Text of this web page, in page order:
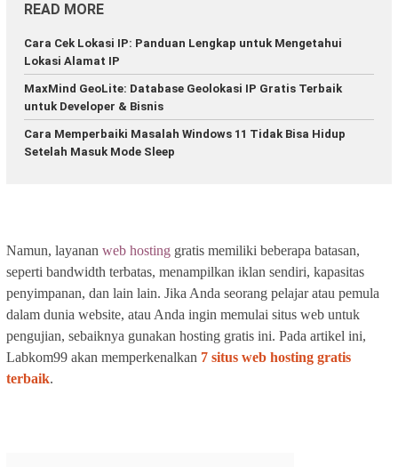
READ MORE
Cara Cek Lokasi IP: Panduan Lengkap untuk Mengetahui
Lokasi Alamat IP
MaxMind GeoLite: Database Geolokasi IP Gratis Terbaik
untuk Developer & Bisnis
Cara Memperbaiki Masalah Windows 11 Tidak Bisa Hidup
Setelah Masuk Mode Sleep
Namun, layanan web hosting gratis memiliki beberapa batasan,
seperti bandwidth terbatas, menampilkan iklan sendiri, kapasitas
penyimpanan, dan lain lain. Jika Anda seorang pelajar atau pemula
dalam dunia website, atau Anda ingin memulai situs web untuk
pengujian, sebaiknya gunakan hosting gratis ini. Pada artikel ini,
Labkom99 akan memperkenalkan 7 situs web hosting gratis
terbaik.